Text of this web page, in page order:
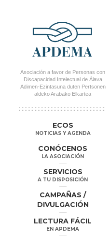
Asociación a favor de Personas con
Discapacidad Intelectual de Álava
Adimen-Ezintasuna duten Pertsonen
aldeko Arabako Elkartea
contenido
contenido
ECOS
NOTICIAS Y AGENDA
CONÓCENOS
LA ASOCIACIÓN
SERVICIOS
A TU DISPOSICIÓN
CAMPAÑAS /
DIVULGACIÓN
LECTURA FÁCIL
EN APDEMA